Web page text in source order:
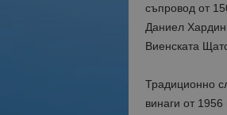
съпровод от
Даниел
Виенската
Традиционно
винаги от